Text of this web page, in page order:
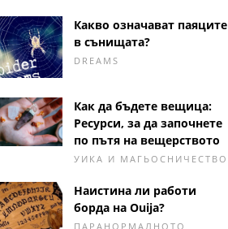
Какво означават паяците
в сънищата?
DREAMS
Как да бъдете вещица:
Ресурси, за да започнете
по пътя на вещерството
УИКА И МАГЬОСНИЧЕСТВО
Наистина ли работи
борда на Ouija?
ПАРАНОРМАЛНОТО